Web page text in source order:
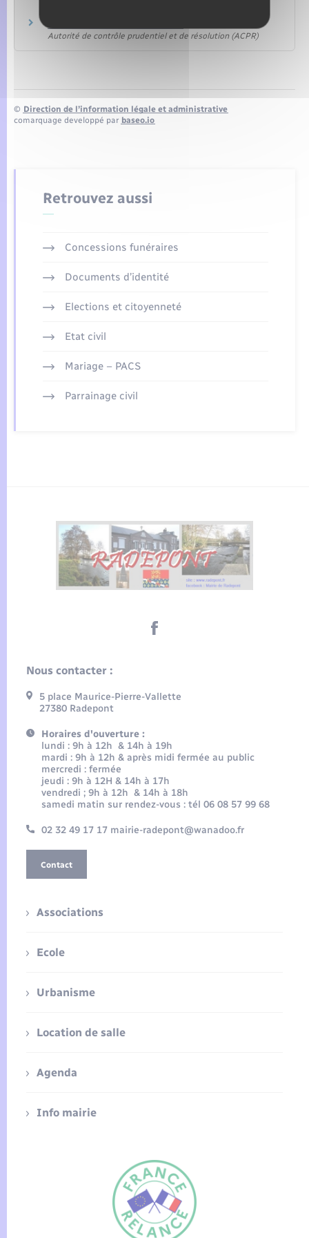
FR
Autorité de contrôle prudentiel et de résolution (ACPR)
© Direction de l’information légale et administrative
comarquage developpé par baseo.io
Retrouvez aussi
Concessions funéraires
Documents d’identité
Elections et citoyenneté
Etat civil
Mariage – PACS
Parrainage civil
Nous contacter :
5 place Maurice-Pierre-Vallette
27380 Radepont
Horaires d'ouverture :
lundi : 9h à 12h & 14h à 19h
mardi : 9h à 12h & après midi fermée au public
mercredi : fermée
jeudi : 9h à 12H & 14h à 17h
vendredi ; 9h à 12h & 14h à 18h
samedi matin sur rendez-vous : tél 06 08 57 99 68
02 32 49 17 17 mairie-radepont@wanadoo.fr
Contact
Associations
Ecole
Urbanisme
Location de salle
Agenda
Info mairie